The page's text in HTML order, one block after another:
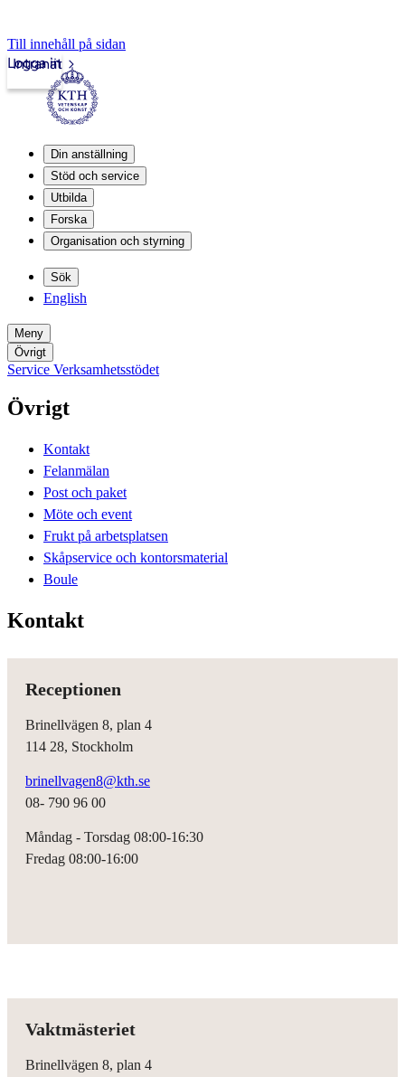
Till innehåll på sidan
Intranät
Logga in
Din anställning
Stöd och service
Utbilda
Forska
Organisation och styrning
Sök
English
Meny
Övrigt
Service Verksamhetsstödet
Övrigt
Kontakt
Felanmälan
Post och paket
Möte och event
Frukt på arbetsplatsen
Skåpservice och kontorsmaterial
Boule
Kontakt
Receptionen
Brinellvägen 8, plan 4
114 28, Stockholm
brinellvagen8@kth.se
08- 790 96 00
Måndag - Torsdag 08:00-16:30
Fredag 08:00-16:00
Vaktmästeriet
Brinellvägen 8, plan 4